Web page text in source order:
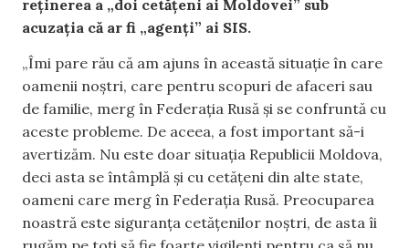
reținerea a „doi cetățeni ai Moldovei” sub
acuzația că ar fi „agenți” ai SIS.
„Îmi pare rău că am ajuns în această situație în care
oamenii noștri, care pentru scopuri de afaceri sau
de familie, merg în Federația Rusă și se confruntă cu
aceste probleme. De aceea, a fost important să-i
avertizăm. Nu este doar situația Republicii Moldova,
deci asta se întâmplă și cu cetățeni din alte state,
oameni care merg în Federația Rusă. Preocuparea
noastră este siguranța cetățenilor noștri, de asta îi